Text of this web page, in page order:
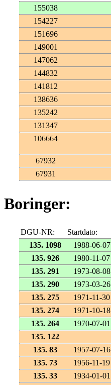
155038
154227
151696
149001
147062
144832
141812
138636
135242
131347
106664
67932
67931
Boringer:
DGU-NR: Startdato:
135. 1098
1988-06-07
135. 926
1980-11-07
135. 291
1973-08-08
135. 290
1973-03-26
135. 275
1971-11-30
135. 274
1971-10-18
135. 264
1970-07-01
135. 122
135. 83
1957-07-16
135. 73
1956-11-19
135. 33
1934-01-01